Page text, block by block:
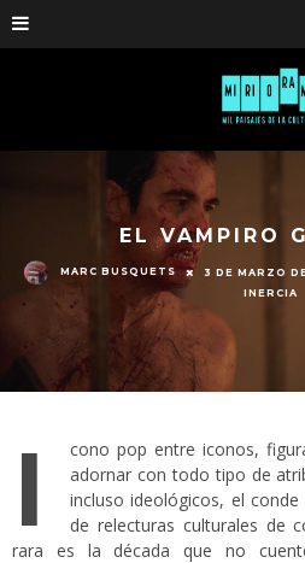
EL VAMPIRO
MARC BUSQUETS 3 DE MARZO
INERCIA
I
cono pop entre iconos,
adornar con todo tipo de
incluso ideológicos, el
de relecturas culturales de
rara es la década que no